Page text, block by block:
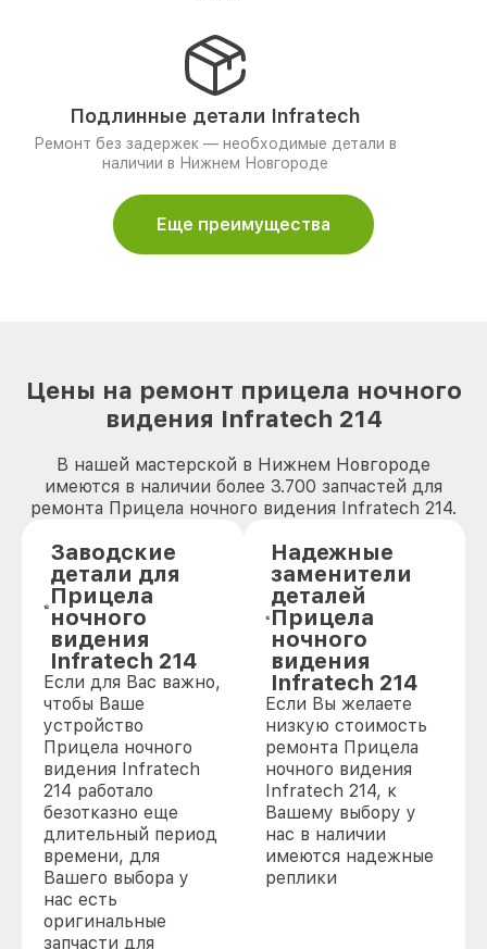
Подлинные детали Infratech
Ремонт без задержек — необходимые детали в
наличии в Нижнем Новгороде
Еще преимущества
Цены на ремонт прицела ночного
видения Infratech 214
В нашей мастерской в Нижнем Новгороде
имеются в наличии более 3.700 запчастей для
ремонта Прицела ночного видения Infratech 214.
Заводские
детали для
Прицела
ночного
видения
Infratech 214
Если для Вас важно,
чтобы Ваше
устройство
Прицела ночного
видения Infratech
214 работало
безотказно еще
длительный период
времени, для
Вашего выбора у
нас есть
оригинальные
запчасти для
Надежные
заменители
деталей
Прицела
ночного
видения
Infratech 214
Если Вы желаете
низкую стоимость
ремонта Прицела
ночного видения
Infratech 214, к
Вашему выбору у
нас в наличии
имеются надежные
реплики